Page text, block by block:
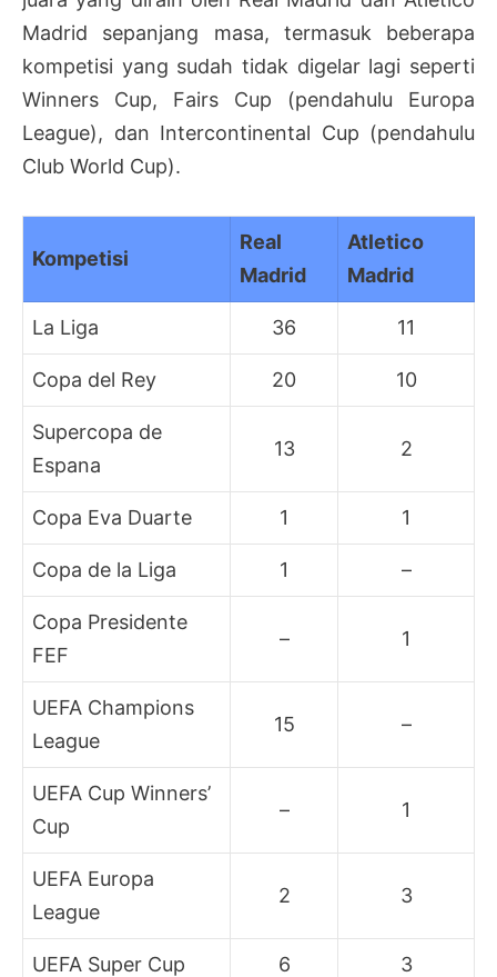
Madrid sepanjang masa, termasuk beberapa
kompetisi yang sudah tidak digelar lagi seperti
Winners Cup, Fairs Cup (pendahulu Europa
League), dan Intercontinental Cup (pendahulu
Club World Cup).
Kompetisi
Real
Madrid
Atletico
Madrid
La Liga 36 11
Copa del Rey 20 10
Supercopa de
Espana
13 2
Copa Eva Duarte 1 1
Copa de la Liga 1 –
Copa Presidente
FEF
– 1
UEFA Champions
League
15 –
UEFA Cup Winners’
Cup
– 1
UEFA Europa
League
2 3
UEFA Super Cup 6 3